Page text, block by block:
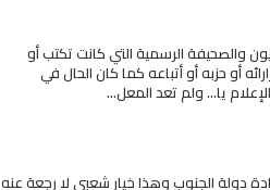
والصحيفة الرسمية التي كانت تكتب أو
أو حزبه أو أتباعه كما كان الحال في
يا... ولم تعد المعل...
دولة الجنوب وهذا خيار شعبي لا رجعة عنه